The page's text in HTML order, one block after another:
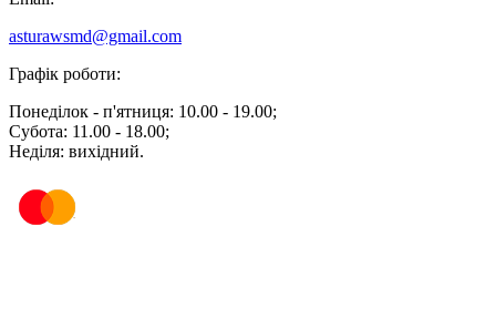
asturawsmd@gmail.com
Графік роботи:
Понеділок - п'ятниця: 10.00 - 19.00;
Субота: 11.00 - 18.00;
Неділя: вихідний.